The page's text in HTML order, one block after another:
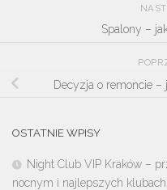
Spalony –
Decyzja o remoncie
OSTATNIE WPISY
Night Club VIP Kraków –
nocnym i najlepszych